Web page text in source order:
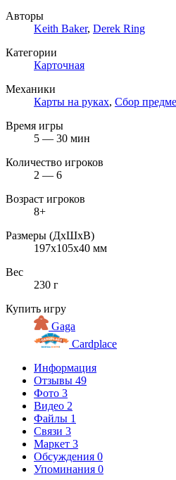
Авторы
Keith Baker, Derek Ring
Категории
Карточная
Механики
Карты на руках, Сбор
Время игры
5 — 30 мин
Количество игроков
2 — 6
Возраст игроков
8+
Размеры (ДxШxВ)
197x105x40 мм
Вес
230 г
Купить игру
Gaga
Cardplace
Информация
Отзывы 49
Фото 3
Видео 2
Файлы 1
Связи 3
Маркет 3
Обсуждения 0
Упоминания 0